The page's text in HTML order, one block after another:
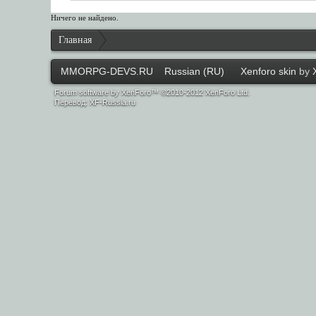
Ничего не найдено.
Главная
MMORPG-DEVS.RU Russian (RU) Xenforo skin by
Forum software by XenForo™ ©2010-2012 XenForo Ltd.
Перевод:XF-Russia.ru